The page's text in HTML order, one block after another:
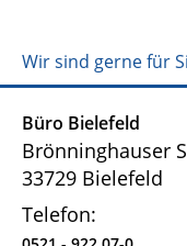
Wir sind gerne für
Büro Bielefeld
Brönninghauser
33729 Bielefeld
Telefon: